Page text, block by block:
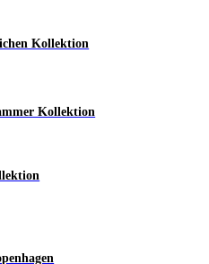
Kollektion
Kollektion